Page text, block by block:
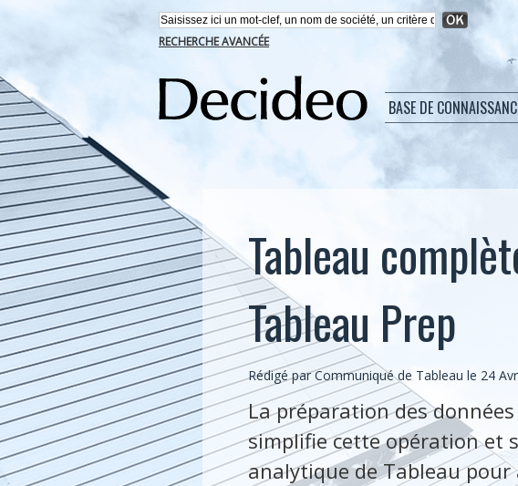
RECHERCHE AVANCÉE
BASE DE
Tableau
Tableau Prep
Rédigé par Communiqué de Tableau le 24
La préparation des
simplifie cette opération et
analytique de Tableau